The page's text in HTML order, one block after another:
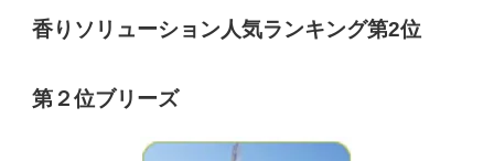
香りソリューション人気ランキング第2位
第２位ブリーズ